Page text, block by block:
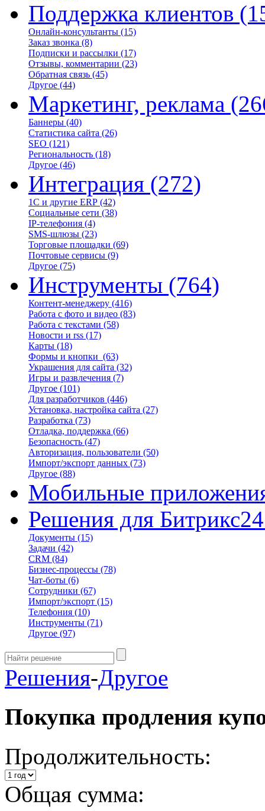
Поддержка клиентов
Онлайн-консультанты (15)
Заказ звонка (8)
Подписки и рассылки (17)
Отзывы, комментарии (23)
Обратная связь (45)
Другое (44)
Маркетинг, реклама
Баннеры (40)
Статистика сайта (26)
SEO (121)
Региональность (18)
Другое (46)
Интеграция (272)
1С и другие ERP (42)
Социальные сети (38)
IP-телефония (4)
SMS-шлюзы (23)
Торговые площадки (69)
Почтовые сервисы (9)
Другое (75)
Инструменты (764)
Контент-менеджеру (416)
Работа с фото и видео (83)
Работа с текстами (58)
Новости и rss (17)
Карты (18)
Формы и кнопки (63)
Украшения для сайта (32)
Игры и развлечения (7)
Другое (101)
Для разработчиков (446)
Установка, настройка сайта (27)
Разработка (73)
Отладка, поддержка (66)
Безопасность (47)
Авторизация, пользователи (50)
Импорт/экспорт данных (73)
Другое (88)
Мобильные
Решения для Битрикс24
Документы (15)
Задачи (42)
CRM (84)
Бизнес-процессы (78)
Чат-боты (6)
Сотрудники (67)
Импорт/экспорт (15)
Телефония (10)
Инструменты (71)
Другое (97)
Решения-Другое
Покупка продления
Продолжительность:
Общая сумма: